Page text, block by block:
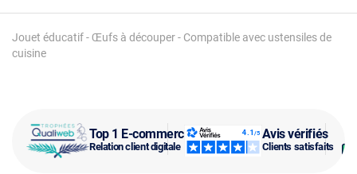
Top 1 E-commerce
Relation client digitale
Avis vérifiés
Clients satisfaits
Jouet éducatif - Œufs à découper - Compatible avec ustensiles de
cuisine